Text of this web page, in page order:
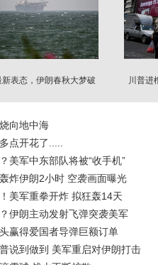
新表态，伊朗春秋大梦破
川普进
向地中海
点开花了.....
美军中东部队将被“收手机”
炸伊朗2小时 空袭画面曝光
美军重拳开炸 拟狂轰14天
伊朗主动发射飞弹突袭美军
赢得爱国者导弹巨额订单
说到做到 美军重启对伊朗打击